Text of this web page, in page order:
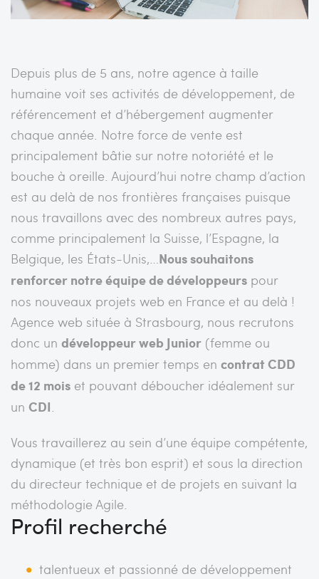
Depuis plus de 5 ans, notre agence à taille
humaine voit ses activités de développement, de
référencement et d’hébergement augmenter
chaque année. Notre force de vente est
principalement bâtie sur notre notoriété et le
bouche à oreille. Aujourd’hui notre champ d’action
est au delà de nos frontières françaises puisque
nous travaillons avec des nombreux autres pays,
comme principalement la Suisse, l’Espagne, la
Belgique, les États-Unis,… Nous souhaitons
renforcer notre équipe de développeurs pour
nos nouveaux projets web en France et au delà !
Agence web située à Strasbourg, nous recrutons
donc un développeur web Junior (femme ou
homme) dans un premier temps en contrat CDD
de 12 mois et pouvant déboucher idéalement sur
un CDI
Vous travaillerez au sein d’une équipe compétente,
dynamique (et très bon esprit) et sous la direction
du directeur technique et de projets en suivant la
méthodologie Agile.
Profil recherché
talentueux et passionné de développement